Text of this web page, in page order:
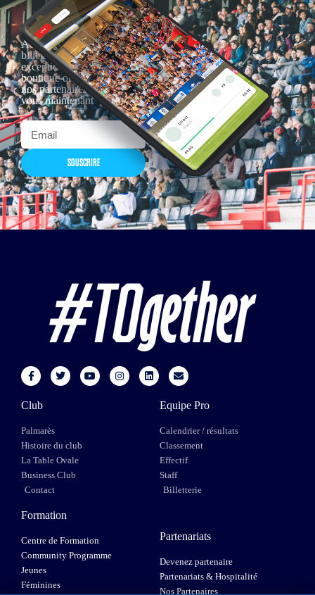
Actualités, nouveautés,
billetterie, remises
exceptionnelles dans la
boutique officielles & chez
nos partenaires… Inscrivez-
vous maintenant
SOUSCRIRE
Club
Palmarès
Histoire du club
La Table Ovale
Business Club
Contact
Equipe Pro
Calendrier / résultats
Classement
Effectif
Staff
Billetterie
Formation
Centre de Formation
Community Programme
Jeunes
Féminines
Partenariats
Devenez partenaire
Partenariats & Hospitalité
Nos Partenaires